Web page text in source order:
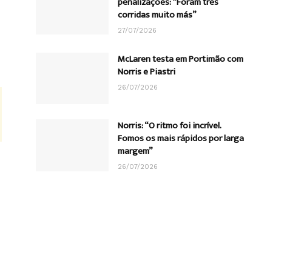
corridas muito más”
27/07/2026
McLaren testa em Portimão com
Norris e Piastri
26/07/2026
Norris: “O ritmo foi incrível.
Fomos os mais rápidos por larga
margem”
26/07/2026